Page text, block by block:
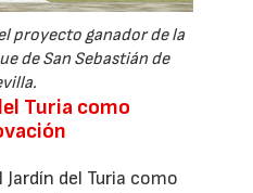
proyecto ganador de la
de San Sebastián de
Turia como
del Turia como